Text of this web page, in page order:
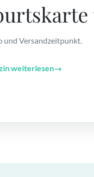
und Versandzeitpunkt.
weiterlesen→